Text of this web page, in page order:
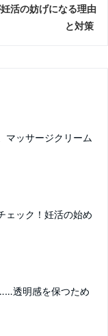
活の妨げになる理由
と対策
マッサージクリーム
ェック！妊活の始め
透明感を保つため